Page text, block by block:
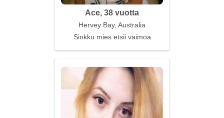
Ace, 38 vuotta
Hervey Bay, Australia
Sinkku mies etsii vaimoa